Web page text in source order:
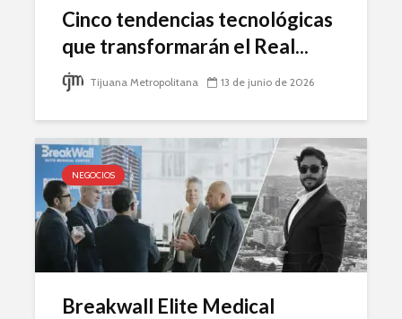
Cinco tendencias tecnológicas
que transformarán el Real...
Tijuana Metropolitana 13 de junio de 2026
NEGOCIOS
Breakwall Elite Medical